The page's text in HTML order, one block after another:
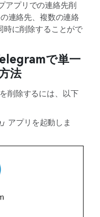
アプリでの連絡先削
連絡先、複数の連絡
時に削除することがで
で単一
法
削除するには、以下
アプリを起動しま